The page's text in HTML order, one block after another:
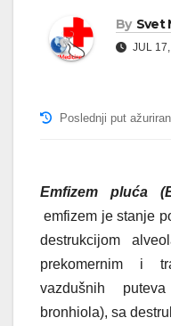
By Svet
JUL
Poslednji put
Emfizem pluća
emfizem je stanje
destrukcijom
prekomernim i
vazdušnih
bronhiola), sa